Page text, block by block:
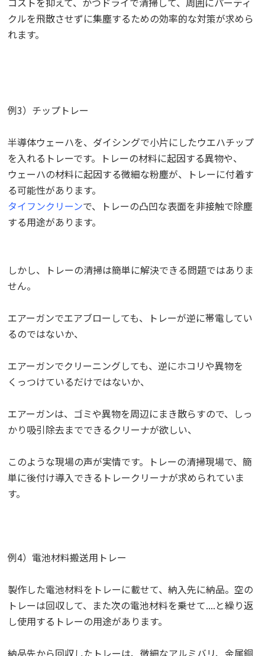
クルを飛散させずに集塵するための効率的な対策が求めら
れます。
例3）チップトレー
半導体ウェーハを、ダイシングで小片にしたウエハチップ
を入れるトレーです。トレーの材料に起因する異物や、
ウェーハの材料に起因する微細な粉塵が、トレーに付着す
る可能性があります。
タイフンクリーンで、トレーの凸凹な表面を非接触で除塵
する用途があります。
しかし、トレーの清掃は簡単に解決できる問題ではありま
せん。
エアーガンでエアブローしても、トレーが逆に帯電してい
るのではないか、
エアーガンでクリーニングしても、逆にホコリや異物を
くっつけているだけではないか、
エアーガンは、ゴミや異物を周辺にまき散らすので、しっ
かり吸引除去までできるクリーナが欲しい、
このような現場の声が実情です。トレーの清掃現場で、簡
単に後付け導入できるトレークリーナが求められていま
す。
例4）電池材料搬送用トレー
製作した電池材料をトレーに載せて、納入先に納品。空の
トレーは回収して、また次の電池材料を乗せて....と繰り返
し使用するトレーの用途があります。